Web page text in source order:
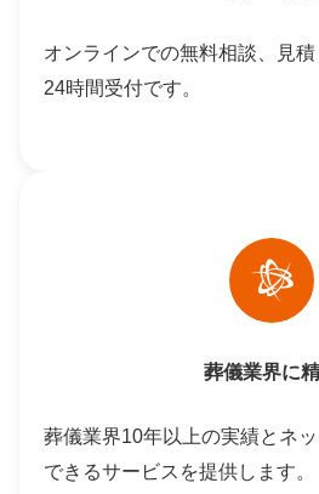
オンラインでの無料相談、見
24時間受付です。
葬儀業界に
葬儀業界10年以上の実績とネ
できるサービスを提供します。